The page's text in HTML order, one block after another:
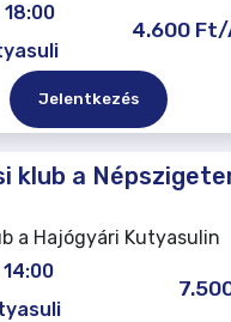
4.600
Jelentkezés
klub a
a Hajógyári Kutyasulin